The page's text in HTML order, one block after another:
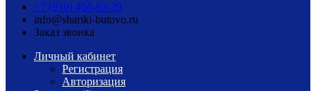
+7 (916) 458-93-39
info@shariki-butovo.ru
Заказ звонка
Личный кабинет
Регистрация
Авторизация